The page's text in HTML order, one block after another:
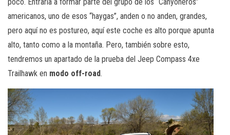
americanos, uno de esos “haygas”, anden o no anden, grandes,
pero aquí no es postureo, aquí este coche es alto porque apunta
alto, tanto como a la montaña. Pero, también sobre esto,
tendremos un apartado de la prueba del Jeep Compass 4xe
Trailhawk en modo off-road.